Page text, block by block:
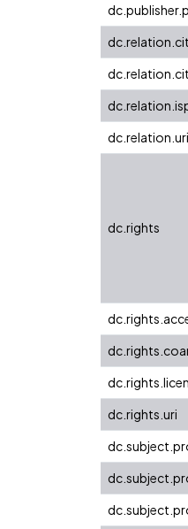
dc.relation.uri
dc.rights
dc.rights.uri